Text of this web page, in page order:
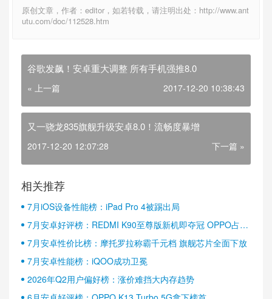
原创文章，作者：editor，如若转载，请注明出处：http://www.ant
utu.com/doc/112528.htm
谷歌发飙！安卓重大调整 所有手机强推8.0
« 上一篇 2017-12-20 10:38:43
又一骁龙835旗舰升级安卓8.0！流畅度暴增
2017-12-20 12:07:28 下一篇 »
相关推荐
7月iOS设备性能榜：iPad Pro 4被踢出局
7月安卓好评榜：REDMI K90至尊版新机即夺冠 OPPO占据
半壁江山
7月安卓性价比榜：摩托罗拉称霸千元档 旗舰芯片全面下放
7月安卓性能榜：iQOO成功卫冕
2026年Q2用户偏好榜：涨价难挡大内存趋势